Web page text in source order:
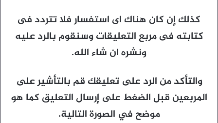
كذلك إن كان هناك اى استفسار فلا تتردد فى
كتابته فى مربع التعليقات وسنقوم بالرد عليه
ونشره ان شاء الله.
والتأكد من الرد على تعليقك قم بالتأشير على
المربعين قبل الضغط على إرسال التعليق كما هو
موضح في الصورة التالية.